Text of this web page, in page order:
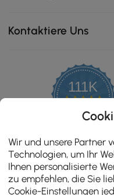
Kontaktiere Uns
111K
4.8
star
rating
ZERTIFIZIERTE
Wir und unsere Partner
Technologien, um Ihr
Ihnen personalisierte
zu empfehlen, die Sie
Cookie-Einstellungen